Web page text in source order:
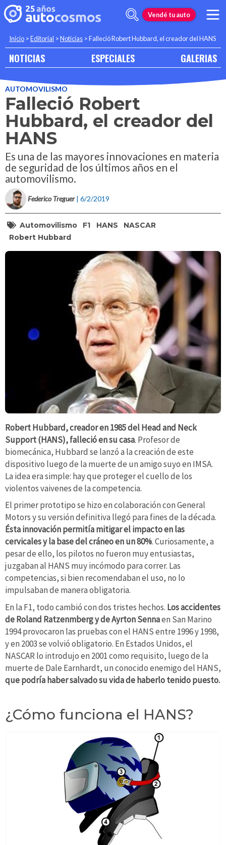
Vendé tu auto
Inicio >Editorial >Noticias >Falleció Robert Hubbard, el creador del HANS
NOTICIAS ESPECIALES GALERIAS
AUTOMOVILISMO
Falleció Robert
Hubbard, el creador del
HANS
Es una de las mayores innovaciones en materia
de seguridad de los últimos años en el
automovilismo.
Federico Treguer | 6/2/2019
Automovilismo F1 HANS
NASCAR
Robert Hubbard
Robert Hubbard, creador en 1985 del Head and Neck
Support (HANS), falleció en su casa. Profesor de
biomecánica, Hubbard se lanzó a la creación de este
dispositivo luego de la muerte de un amigo suyo en IMSA.
La idea era simple: hay que proteger el cuello de los
violentos vaivenes de la competencia.
El primer prototipo se hizo en colaboración con General
Motors y su versión definitiva llegó para fines de la década.
Ésta innovación permitía mitigar el impacto en las
cervicales y la base del cráneo en un 80%. Curiosamente, a
pesar de ello, los pilotos no fueron muy entusiastas,
juzgaban al HANS muy incómodo para correr. Las
competencias, si bien recomendaban el uso, no lo
impulsaban de manera obligatoria.
En la F1, todo cambió con dos tristes hechos. Los accidentes
de Roland Ratzenmberg y de Ayrton Sennaen San Marino
1994 provocaron las pruebas con el HANS entre 1996 y 1998,
y en 2003 se volvió obligatorio. En Estados Unidos, el
NASCAR lo introdujo en 2001 como requisito, luego de la
muerte de Dale Earnhardt, un conocido enemigo del HANS,
que podría haber salvado su vida de haberlo tenido puesto.
¿Cómo funciona el HANS?